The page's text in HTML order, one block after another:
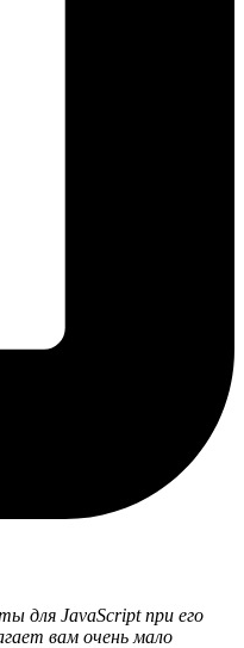
для JavaScript при его
вам очень мало